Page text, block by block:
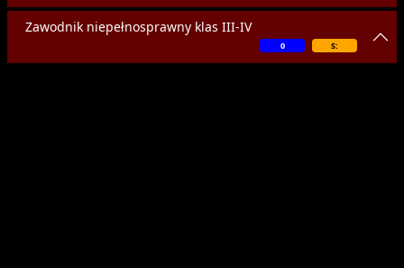
Zawodnik niepełnosprawny klas III-IV
S:
0